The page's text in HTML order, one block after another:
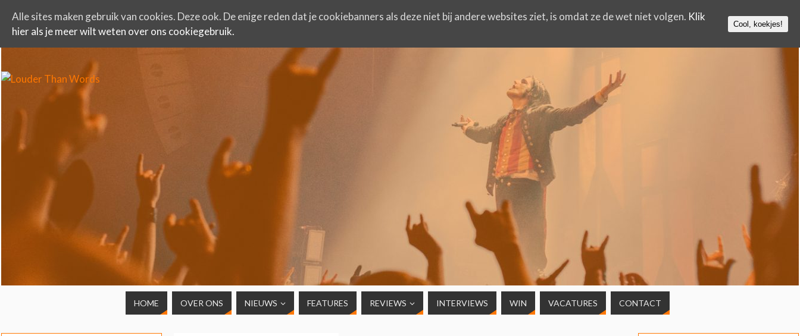
HOME OVER ONS NIEUWS FEATURES REVIEWS INTERVIEWS WIN VACATURES CONTACT
Alle sites maken gebruik van cookies. Deze ook. De enige reden dat je cookiebanners als deze niet bij andere websites ziet, is omdat ze de wet niet volgen. Klik
hier als je meer wilt weten over ons cookiegebruik.
Cool, koekjes!